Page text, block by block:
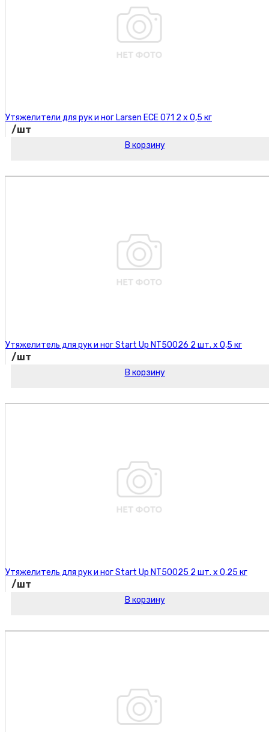
Утяжелители для рук и ног Larsen ECE 071 2 х 0,5 кг
/шт
В корзину
Утяжелитель для рук и ног Start Up NT50026 2 шт. х 0,5 кг
/шт
В корзину
Утяжелитель для рук и ног Start Up NT50025 2 шт. х 0,25 кг
/шт
В корзину